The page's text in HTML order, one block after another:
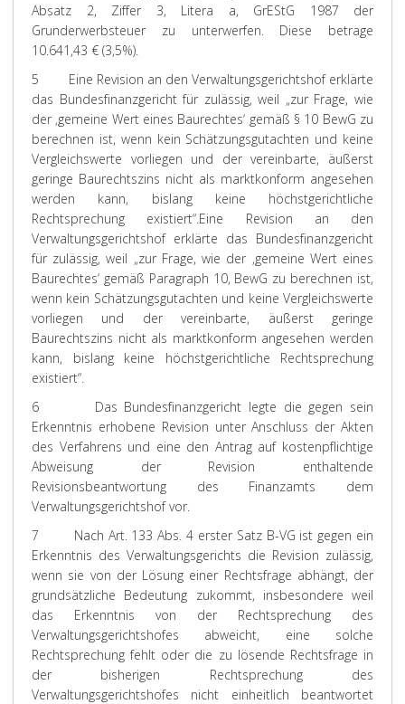
Absatz 2, Ziffer 3, Litera a, GrEStG 1987 der
Grunderwerbsteuer zu unterwerfen. Diese betrage
10.641,43 € (3,5%).
5 Eine Revision an den Verwaltungsgerichtshof erklärte
das Bundesfinanzgericht für zulässig, weil „zur Frage, wie
der ‚gemeine Wert eines Baurechtes‘ gemäß § 10 BewG zu
berechnen ist, wenn kein Schätzungsgutachten und keine
Vergleichswerte vorliegen und der vereinbarte, äußerst
geringe Baurechtszins nicht als marktkonform angesehen
werden kann, bislang keine höchstgerichtliche
Rechtsprechung existiert“.Eine Revision an den
Verwaltungsgerichtshof erklärte das Bundesfinanzgericht
für zulässig, weil „zur Frage, wie der ‚gemeine Wert eines
Baurechtes‘ gemäß Paragraph 10, BewG zu berechnen ist,
wenn kein Schätzungsgutachten und keine Vergleichswerte
vorliegen und der vereinbarte, äußerst geringe
Baurechtszins nicht als marktkonform angesehen werden
kann, bislang keine höchstgerichtliche Rechtsprechung
existiert“.
6 Das Bundesfinanzgericht legte die gegen sein
Erkenntnis erhobene Revision unter Anschluss der Akten
des Verfahrens und eine den Antrag auf kostenpflichtige
Abweisung der Revision enthaltende
Revisionsbeantwortung des Finanzamts dem
Verwaltungsgerichtshof vor.
7 Nach Art. 133 Abs. 4 erster Satz B-VG ist gegen ein
Erkenntnis des Verwaltungsgerichts die Revision zulässig,
wenn sie von der Lösung einer Rechtsfrage abhängt, der
grundsätzliche Bedeutung zukommt, insbesondere weil
das Erkenntnis von der Rechtsprechung des
Verwaltungsgerichtshofes abweicht, eine solche
Rechtsprechung fehlt oder die zu lösende Rechtsfrage in
der bisherigen Rechtsprechung des
Verwaltungsgerichtshofes nicht einheitlich beantwortet